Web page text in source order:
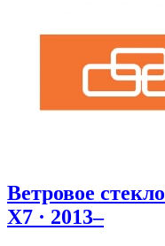
Ветровое стекло
X7 · 2013–